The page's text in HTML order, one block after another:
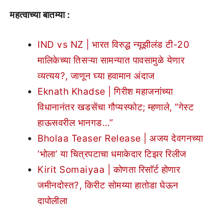
महत्वाच्या बातम्या :
IND vs NZ | भारत विरुद्ध न्यूझीलंड टी-20
मालिकेच्या तिसऱ्या सामन्यात पावसामुळे येणार
व्यत्यय?, जाणून घ्या हवामान अंदाज
Eknath Khadse | गिरीश महाजनांच्या
विधानानंतर खडसेंचा गौप्यस्फोट; म्हणाले, “गेस्ट
हाऊसवरील भानगड…”
Bholaa Teaser Release | अजय देवगनच्या
‘भोला’ या चित्रपटाचा धमाकेदार टिझर रिलीज
Kirit Somaiyaa | कोणता रिसाॅर्ट होणार
जमीनदोस्त?, किरीट सोमय्या हातोडा घेऊन
दापोलीला